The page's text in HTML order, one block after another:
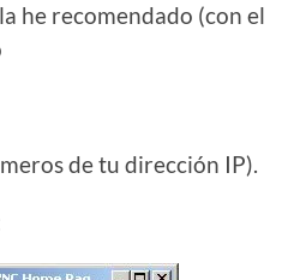
he recomendado (con el
de tu dirección IP).